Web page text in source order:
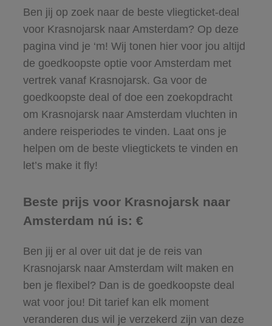
Ben jij op zoek naar de beste vliegticket-deal
voor Krasnojarsk naar Amsterdam? Op deze
pagina vind je ‘m! Wij tonen hier voor jou altijd
de goedkoopste optie voor Amsterdam met
vertrek vanaf Krasnojarsk. Ga voor de
goedkoopste deal of doe een zoekopdracht
om Krasnojarsk naar Amsterdam vluchten in
andere reisperiodes te vinden. Laat ons je
helpen om de beste vliegtickets te vinden en
let’s make it fly!
Beste prijs voor Krasnojarsk naar
Amsterdam nú is: €
Ben jij er al over uit dat je de reis van
Krasnojarsk naar Amsterdam wilt maken en
ben je flexibel? Dan is de goedkoopste deal
wat voor jou! Dit tarief kan elk moment
veranderen dus wil je verzekerd zijn van deze